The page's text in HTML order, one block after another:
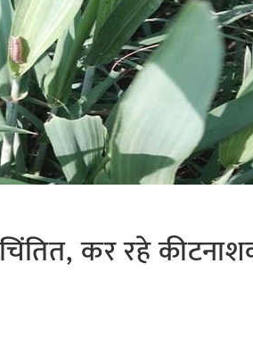
कर रहे